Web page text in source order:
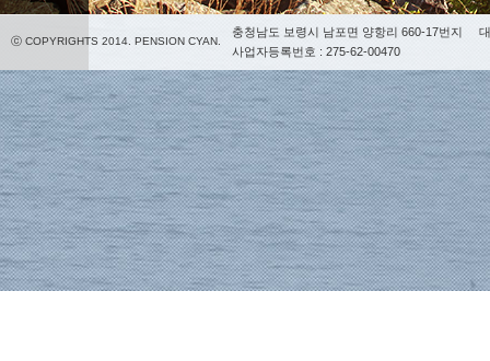
ⓒ COPYRIGHTS 2014. PENSION CYAN.
충청남도 보령시 남포면 양항리 660-17번지
사업자등록번호 : 275-62-00470